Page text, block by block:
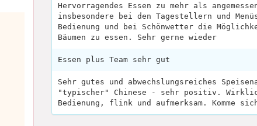
Hervorragendes Essen zu mehr als
insbesondere bei den Tagestellern und
Bedienung und bei Schönwetter die
Bäumen zu essen. Sehr gerne wieder
Essen plus Team sehr gut
Sehr gutes und abwechslungsreiches
"typischer" Chinese - sehr positiv.
Bedienung, flink und aufmerksam. Komme